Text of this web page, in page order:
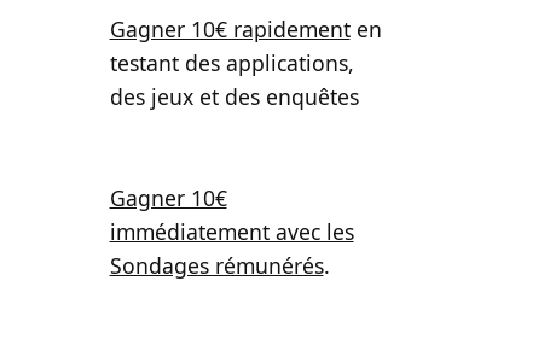
Gagner 10€ rapidementen
testant des applications,
des jeux et des enquêtes
Gagner 10€
immédiatement avec les
Sondages rémunérés.